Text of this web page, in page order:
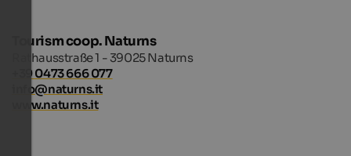
Tourism coop. Naturns
Rathausstraße 1 - 39025 Naturns
+39 0473 666 077
info@naturns.it
www.naturns.it